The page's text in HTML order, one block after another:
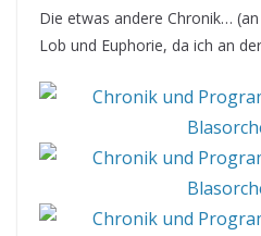
Die etwas andere Chronik…
Lob und Euphorie, da ich an